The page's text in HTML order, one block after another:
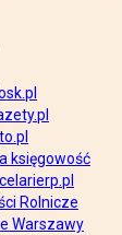
księgowość
Rolnicze
Warszawy